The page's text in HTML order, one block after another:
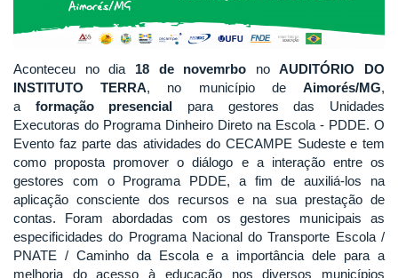
Aconteceu no dia 18 de novemrbo noAUDITÓRIO DO
INSTITUTO TERRA, no município deAimorés/MG,
a formação presencial para gestores das Unidades
Executoras do Programa Dinheiro Direto na Escola - PDDE. O
Evento faz parte das atividades do CECAMPE Sudeste e tem
como proposta promover o diálogo e a interação entre os
gestores com o Programa PDDE, a fim de auxiliá-los na
aplicação consciente dos recursos e na sua prestação de
contas. Foram abordadas com os gestores municipais as
especificidades do Programa Nacional do Transporte Escola /
PNATE / Caminho da Escola e a importância dele para a
melhoria do acesso à educação nos diversos municípios